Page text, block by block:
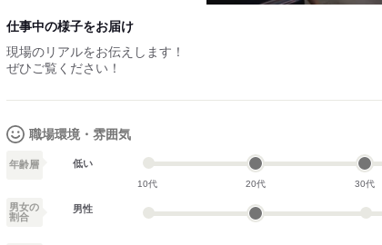
仕事中の様子をお届け
現場のリアルをお伝えします！
ぜひご覧ください！
職場環境・雰囲気
年齢層 低い
10代 20代 30代
男女の
割合
男性